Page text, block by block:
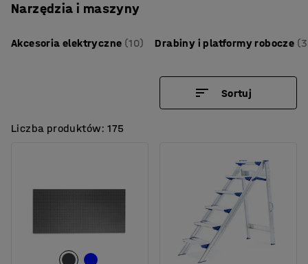
Narzędzia i maszyny
Akcesoria elektryczne (10) Drabiny i platformy robocze
Sortuj
Liczba produktów: 175